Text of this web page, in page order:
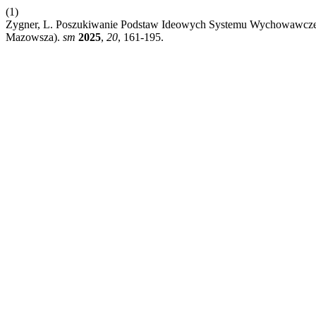
(1)
Zygner, L. Poszukiwanie Podstaw Ideowych Systemu
Mazowsza). sm 2025, 20, 161-195.